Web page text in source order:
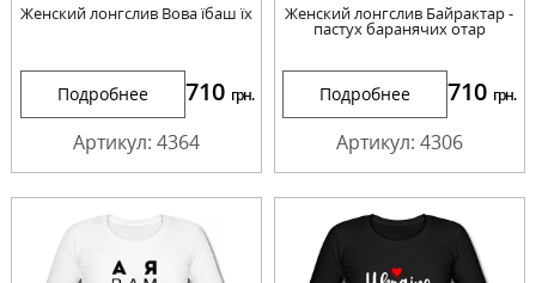
Женский лонгслив Вова їбаш їх
Подробнее 710 грн.
Артикул: 4364
Женский лонгслив Байрактар -
пастух баранячих отар
Подробнее 710 грн.
Артикул: 4306